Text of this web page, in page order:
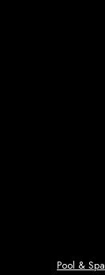
Pool & Spa